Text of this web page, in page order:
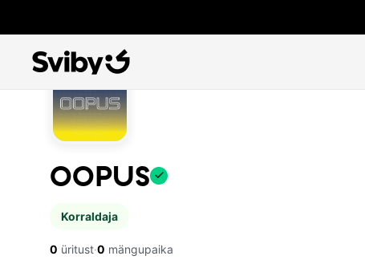
OOPUS
Korraldaja
0 üritust·0 mängupaika